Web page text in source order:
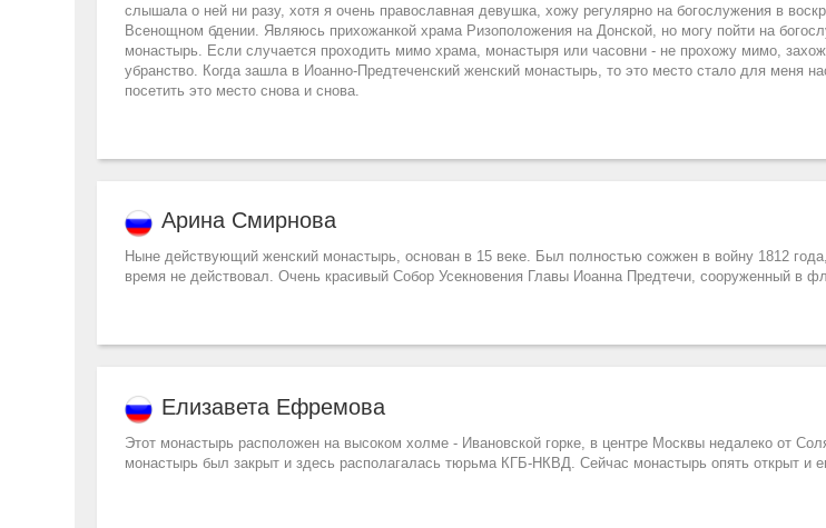
слышала о ней ни разу, хотя я очень православная девушка, хожу регулярно на богослужения в
Всенощном бдении. Являюсь прихожанкой храма Ризоположения на Донской, но могу пойти на
монастырь. Если случается проходить мимо храма, монастыря или часовни - не прохожу мимо,
убранство. Когда зашла в Иоанно-Предтеченский женский монастырь, то это место стало для меня
посетить это место снова и снова.
Арина Смирнова
Ныне действующий женский монастырь, основан в 15 веке. Был полностью сожжен в войну 1812 года,
время не действовал. Очень красивый Собор Усекновения Главы Иоанна Предтечи, сооруженный в
Елизавета Ефремова
Этот монастырь расположен на высоком холме - Ивановской горке, в центре Москвы недалеко от
монастырь был закрыт и здесь располагалась тюрьма КГБ-НКВД. Сейчас монастырь опять открыт и